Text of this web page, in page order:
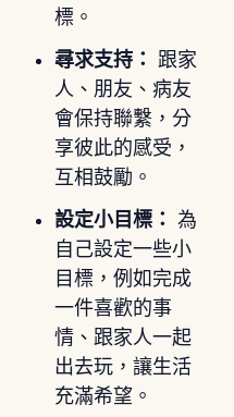
標。
尋求支持：
跟家
人、朋友、病友
會保持聯繫，分
享彼此的感受，
互相鼓勵。
設定小目標： 為
自己設定一些小
目標，例如完成
一件喜歡的事
情、跟家人一起
出去玩，讓生活
充滿希望。